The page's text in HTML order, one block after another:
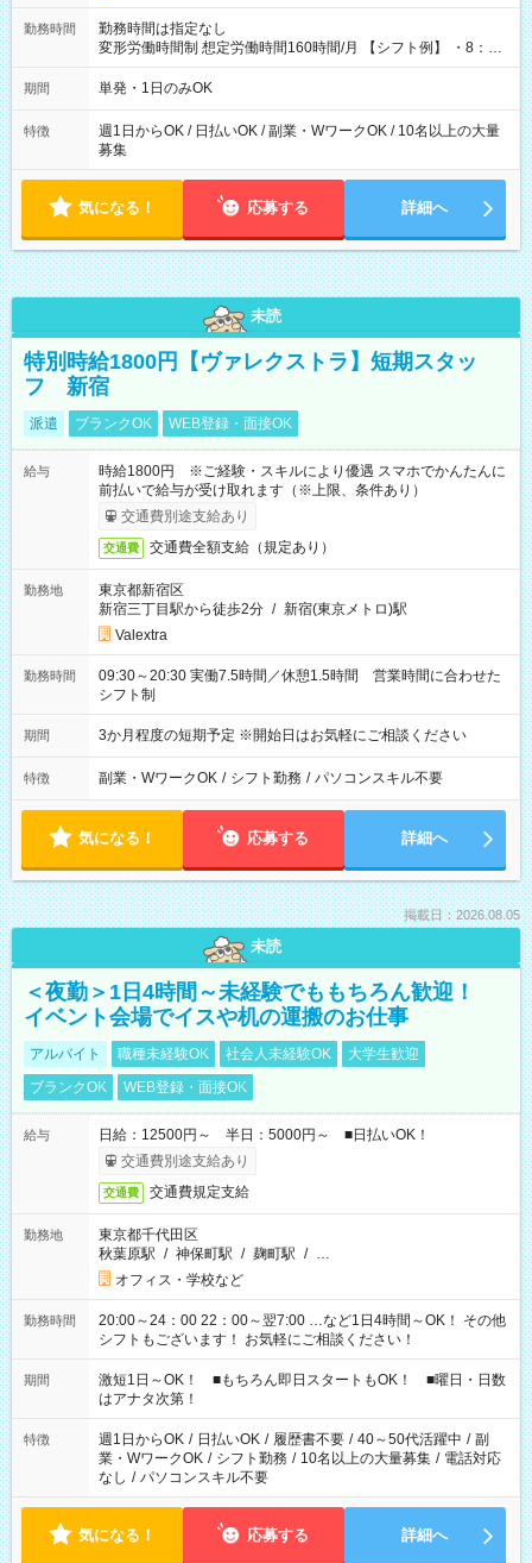
勤務時間
勤務時間は指定なし
変形労働時間制 想定労働時間160時間/月 【シフト例】 ・8：00
～21：00
期間 単発・1日のみOK
特徴
週1日からOK / 日払いOK / 副業・WワークOK / 10名以上の大量
募集
気になる！ 応募する 詳細へ
未読
特別時給1800円【ヴァレクストラ】短期スタッ
フ 新宿
派遣 ブランクOK WEB登録・面接OK
給与
時給1800円 ※ご経験・スキルにより優遇 スマホでかんたんに
前払いで給与が受け取れます（※上限、条件あり）
交通費別途支給あり
交通費 交通費全額支給（規定あり）
勤務地
東京都新宿区
新宿三丁目駅から徒歩2分 / 新宿(東京メトロ)駅
Valextra
勤務時間
09:30～20:30 実働7.5時間／休憩1.5時間 営業時間に合わせた
シフト制
期間 3か月程度の短期予定 ※開始日はお気軽にご相談ください
特徴 副業・WワークOK / シフト勤務 / パソコンスキル不要
気になる！ 応募する 詳細へ
掲載日：2026.08.05
未読
＜夜勤＞1日4時間～未経験でももちろん歓迎！
イベント会場でイスや机の運搬のお仕事
アルバイト 職種未経験OK 社会人未経験OK
大学生歓迎
ブランクOK
WEB登録・面接OK
給与
日給：12500円～ 半日：5000円～ ■日払いOK！
交通費別途支給あり
交通費 交通費規定支給
勤務地
東京都千代田区
秋葉原駅 / 神保町駅 / 麹町駅 / …
オフィス・学校など
勤務時間
20:00～24：00 22：00～翌7:00 …など1日4時間～OK！ その他
シフトもございます！ お気軽にご相談ください！
期間
激短1日～OK！ ■もちろん即日スタートもOK！ ■曜日・日数
はアナタ次第！
特徴 週1日からOK / 日払いOK / 履歴書不要 / 40～50代活躍中 / 副
業・WワークOK / シフト勤務 / 10名以上の大量募集 / 電話対応
なし / パソコンスキル不要
気になる！ 応募する 詳細へ